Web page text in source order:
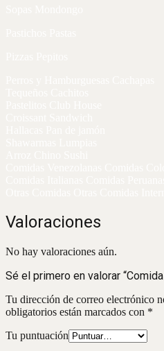
Valoraciones
No hay valoraciones aún.
Sé el primero en valorar
Tu dirección de correo electrónico
obligatorios están marcados con *
Tu puntuación